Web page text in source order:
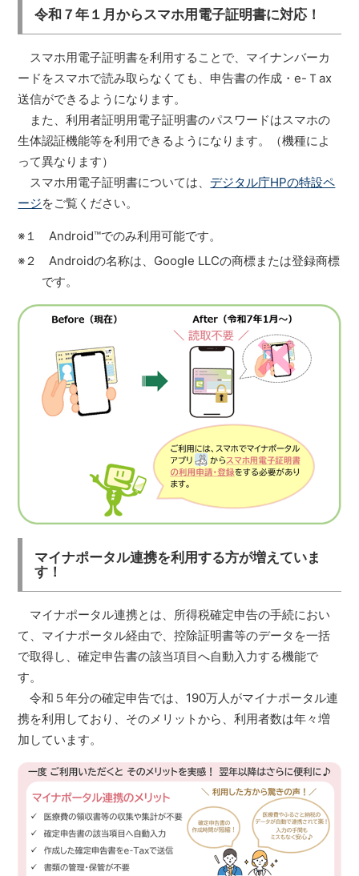
令和７年１月からスマホ用電子証明書に対応！
スマホ用電子証明書を利用することで、マイナンバーカ
ードをスマホで読み取らなくても、申告書の作成・e-Ｔax
送信ができるようになります。
また、利用者証明用電子証明書のパスワードはスマホの
生体認証機能等を利用できるようになります。（機種によ
って異なります）
スマホ用電子証明書については、 デジタル庁HPの特設ペ
ージをご覧ください。
※１ Android™でのみ利用可能です。
※２ Androidの名称は、Google LLCの商標または登録商標
です。
マイナポータル連携を利用する方が増えていま
す！
マイナポータル連携とは、所得税確定申告の手続におい
て、マイナポータル経由で、控除証明書等のデータを一括
で取得し、確定申告書の該当項目へ自動入力する機能で
す。
令和５年分の確定申告では、190万人がマイナポータル連
携を利用しており、そのメリットから、利用者数は年々増
加しています。